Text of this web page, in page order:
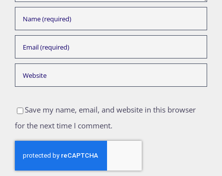
Save my name, email, and website in this browser
for the next time I comment.